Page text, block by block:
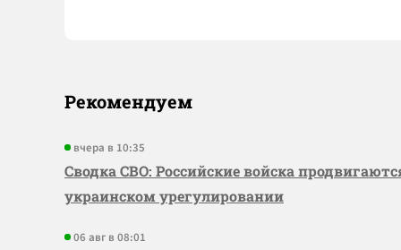
Рекомендуем
вчера в 10:35
Сводка СВО: Российские войска
украинском урегулировании
06 авг в 08:01